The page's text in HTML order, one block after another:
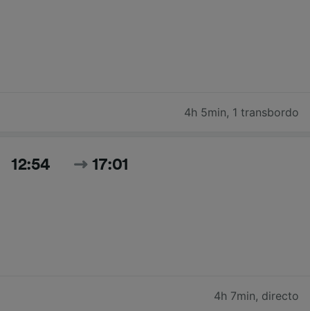
4h 5min, 1 transbordo
12:54 17:01
4h 7min, directo